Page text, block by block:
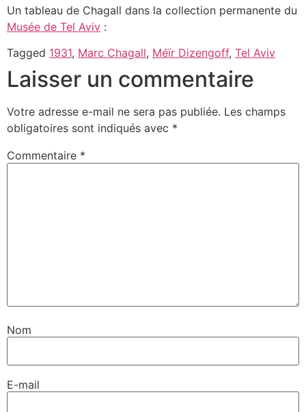
Un tableau de Chagall dans la collection permanente du
Musée de Tel Aviv :
Tagged 1931, Marc Chagall, Méïr Dizengoff, Tel Aviv
Laisser un commentaire
Votre adresse e-mail ne sera pas publiée. Les champs
obligatoires sont indiqués avec *
Commentaire *
Nom
E-mail